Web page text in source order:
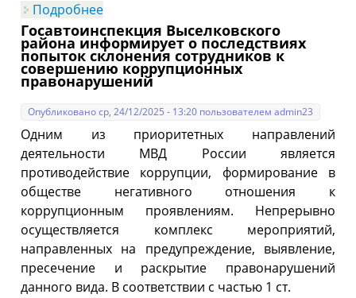
Подробнее
преддверии зимних каникул проводят
беседы с детьми в образовательных
организациях
Госавтоинспекция Выселковского
района информирует о последствиях
попыток склонения сотрудников к
совершению коррупционных
правонарушений
Опубликовано ср, 24/12/2025 - 13:20 пользователемadmin23
Одним из приоритетных направлений
деятельности МВД России является
противодействие коррупции, формирование в
обществе негативного отношения к
коррупционным проявлениям. Непрерывно
осуществляется комплекс мероприятий,
направленных на предупреждение, выявление,
пресечение и раскрытие правонарушений
данного вида. В соответствии с частью 1 ст.